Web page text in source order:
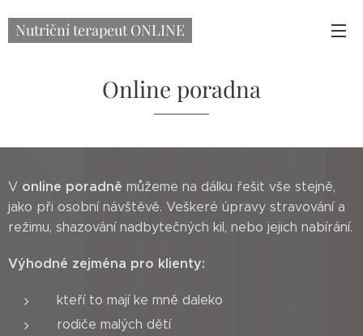
Nutriční terapeut ONLINE
Online poradna
V online poradně můžeme na dálku řešit vše stejně,
jako při osobní návštěvě. Veškeré úpravy stravování a
režimu, shazování nadbytečných kil, nebo jejich nabírání.
Výhodné zejména pro klienty:
kteří to mají ke mně daleko
rodiče malých dětí